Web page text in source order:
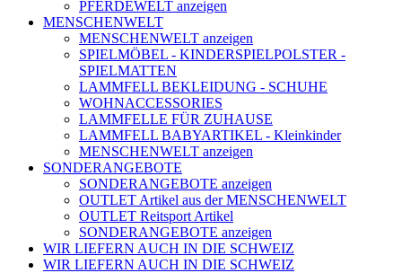
PFERDEWELT anzeigen
MENSCHENWELT
MENSCHENWELT anzeigen
SPIELMÖBEL - KINDERSPIELPOLSTER -
SPIELMATTEN
LAMMFELL BEKLEIDUNG - SCHUHE
WOHNACCESSORIES
LAMMFELLE FÜR ZUHAUSE
LAMMFELL BABYARTIKEL - Kleinkinder
MENSCHENWELT anzeigen
SONDERANGEBOTE
SONDERANGEBOTE anzeigen
OUTLET Artikel aus der MENSCHENWELT
OUTLET Reitsport Artikel
SONDERANGEBOTE anzeigen
WIR LIEFERN AUCH IN DIE SCHWEIZ
WIR LIEFERN AUCH IN DIE SCHWEIZ